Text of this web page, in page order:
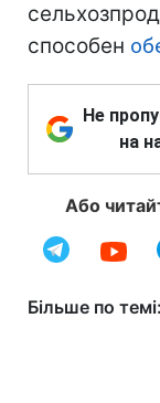
способен
Не
на
Або
Більше по темі: